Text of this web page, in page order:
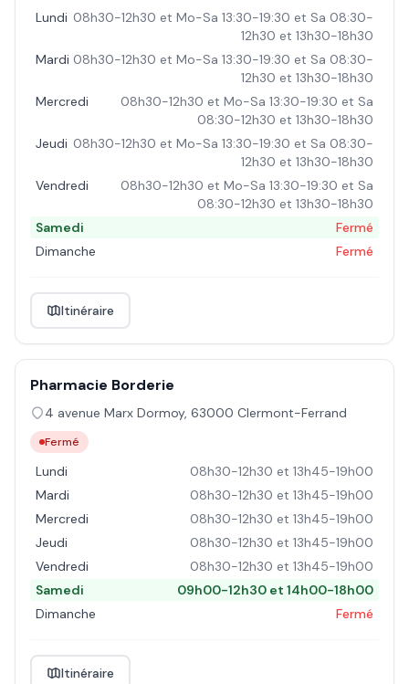
Lundi 08h30-12h30 et Mo-Sa 13:30-19:30 et Sa 08:30-
12h30 et 13h30-18h30
Mardi 08h30-12h30 et Mo-Sa 13:30-19:30 et Sa 08:30-
12h30 et 13h30-18h30
Mercredi
08h30-12h30 et Mo-Sa 13:30-19:30 et Sa
08:30-12h30 et 13h30-18h30
Jeudi 08h30-12h30 et Mo-Sa 13:30-19:30 et Sa 08:30-
12h30 et 13h30-18h30
Vendredi
08h30-12h30 et Mo-Sa 13:30-19:30 et Sa
08:30-12h30 et 13h30-18h30
Samedi
Fermé
Dimanche
Fermé
Itinéraire
Pharmacie Borderie
4 avenue Marx Dormoy, 63000 Clermont-Ferrand
Fermé
Lundi
08h30-12h30 et 13h45-19h00
Mardi
08h30-12h30 et 13h45-19h00
Mercredi
08h30-12h30 et 13h45-19h00
Jeudi
08h30-12h30 et 13h45-19h00
Vendredi
08h30-12h30 et 13h45-19h00
Samedi
09h00-12h30 et 14h00-18h00
Dimanche
Fermé
Itinéraire